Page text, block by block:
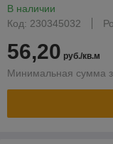
В наличии
Код: 230345032
56,20 руб./кв.м
Минимальная сумма